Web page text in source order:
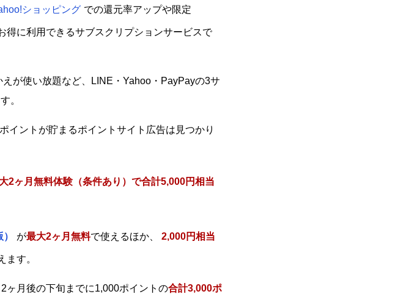
ショッピング での還元率アップや限定
得に利用できるサブスクリプションサービスで
が使い放題など、LINE・Yahoo・PayPayの3サ
。
イントが貯まるポイントサイト広告は見つかり
2ヶ月無料体験（条件あり）で合計5,000円相当
が最大2ヶ月無料で使えるほか、 2,000円相当
ます。
ヶ月後の下旬までに1,000ポイントの合計3,000ポ